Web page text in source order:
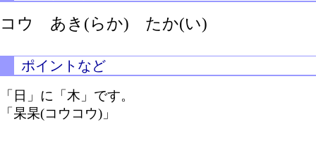
コウ あき(らか) たか(い)
ポイントなど
「日」に「木」です。
「杲杲(コウコウ)」